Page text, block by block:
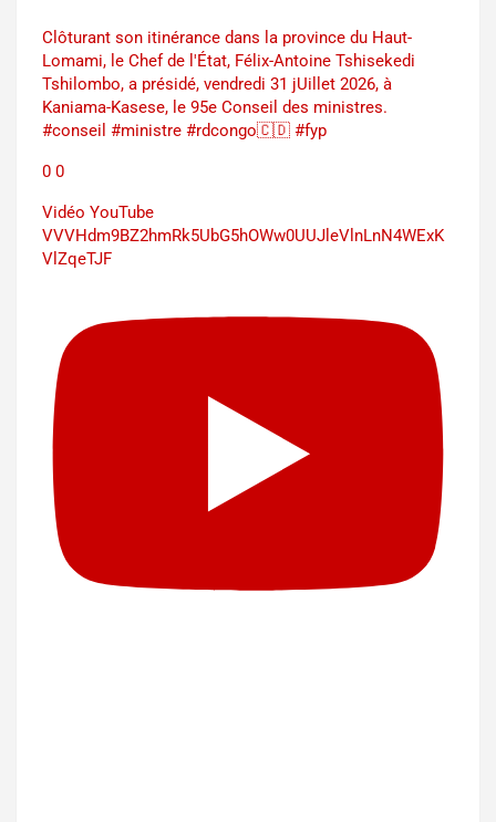
Clôturant son itinérance dans la province du Haut-
Lomami, le Chef de l'État, Félix-Antoine Tshisekedi
Tshilombo, a présidé, vendredi 31 jUillet 2026, à
Kaniama-Kasese, le 95e Conseil des ministres.
#conseil #ministre #rdcongo🇨🇩 #fyp
0 0
Vidéo YouTube
VVVHdm9BZ2hmRk5UbG5hOWw0UUJleVlnLnN4WExK
VlZqeTJF